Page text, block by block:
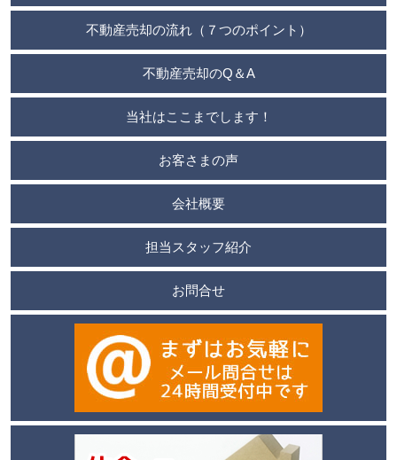
不動産売却の流れ（７つのポイント）
不動産売却のQ＆A
当社はここまでします！
お客さまの声
会社概要
担当スタッフ紹介
お問合せ